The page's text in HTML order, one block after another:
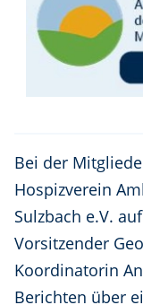
Bei der
Hospizverein
Sulzbach e.V.
Vorsitzender
Koordinatorin
Berichten über